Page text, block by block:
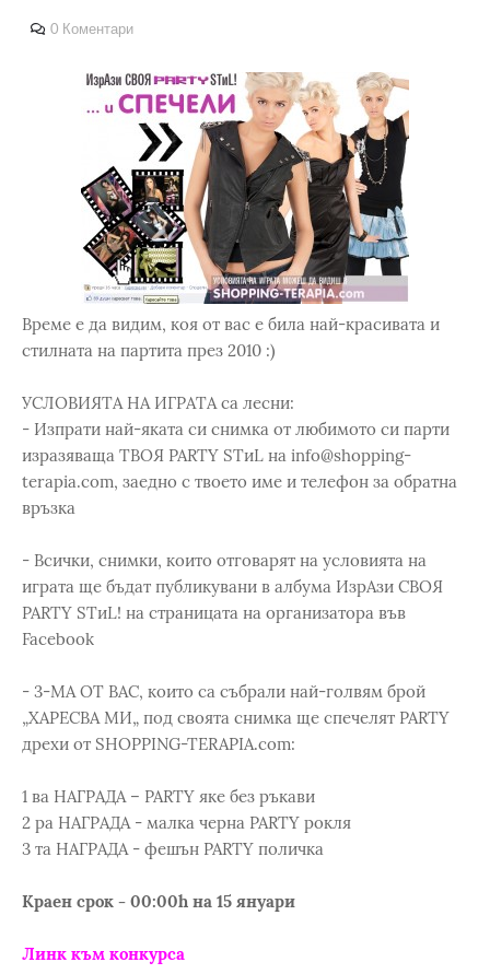
0 Коментари
Време е да видим, коя от вас е била най-красивата и
стилната на партита през 2010 :)
УСЛОВИЯTA НА ИГРАТА са лесни:
- Изпрати най-яката си снимка от любимото си парти
изразяваща ТВОЯ PARTY STиL на info@shopping-
terapia.com, заедно с твоето име и телефон за обратна
връзка
- Всички, снимки, които отговарят на условията на
играта ще бъдат публикувани в албума ИзрАзи СВОЯ
PARTY STиL! на страницата на организатора във
Facebook
- 3-МА ОТ ВАС, които са събрали най-голвям брой
„ХАРЕСВА МИ„ под своята снимка ще спечелят PARTY
дрехи от SHOPPING-TERAPIA.com:
1 ва НАГРАДА – PARTY яке без ръкави
2 ра НАГРАДА - малка черна PARTY рокля
3 та НАГРАДА - фешън PARTY поличка
Краен срок - 00:00h на 15 януари
Линк към конкурса